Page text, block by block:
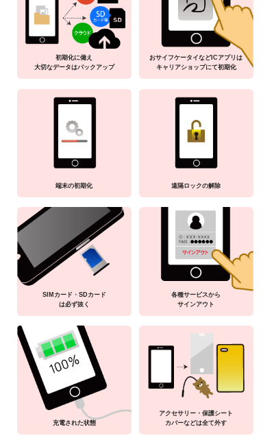
初期化に備え
大切なデータはバックアップ
おサイフケータイなどICアプリは
キャリアショップにて初期化
端末の初期化 遠隔ロックの解除
SIMカード・SDカード
は必ず抜く
各種サービスから
サインアウト
充電された状態
アクセサリー・保護シート
カバーなどは全て外す